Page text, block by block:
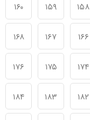
۱۵۸ ۱۵۹ ۱۶۰
۱۶۶ ۱۶۷ ۱۶۸
۱۷۴ ۱۷۵ ۱۷۶
۱۸۲ ۱۸۳ ۱۸۴